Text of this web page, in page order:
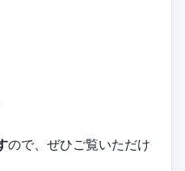
ので、ぜひご覧いただけ